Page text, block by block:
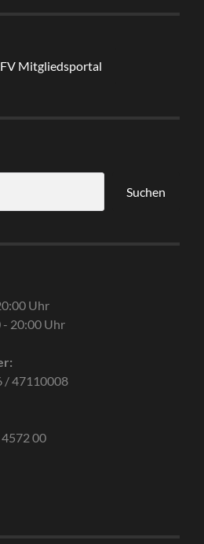
Mitgliedsportal
Suchen
Uhr
- 20:00 Uhr
/ 47110008
00